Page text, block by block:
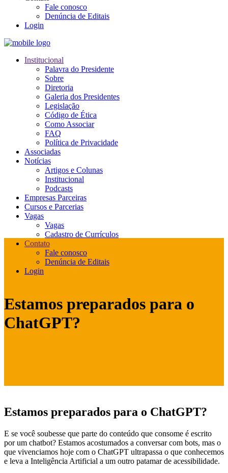
Fale conosco
Denúncia de Editais
Login
Institucional
Palavra do Presidente
Sobre
Diretoria
Galeria dos Presidentes
Legislação
Código de Ética
Como Associar
FAQ
Política de Privacidade
Associadas
Notícias
Artigos e Colunas
Institucional
Podcasts
Empresas Parceiras
Cursos e Parcerias
Vagas
Vagas
Cadastro de Currículos
Contato
Fale conosco
Denúncia de Editais
Login
Estamos preparados para o
ChatGPT?
Estamos preparados para o ChatGPT?
E se você soubesse que parte do conteúdo que consome é escrito
por um chatbot? Estamos acostumados a conversar com bots, mas o
que vivenciamos hoje com o ChatGPT ultrapassa o que conhecemos
e leva a Inteligência Artificial a um outro patamar de acessibilidade.